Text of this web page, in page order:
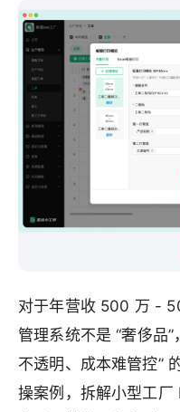
对于年营收 500 万 -
管理系统不是 “奢侈品
不透明、成本难管控”
操案例，拆解小型工厂